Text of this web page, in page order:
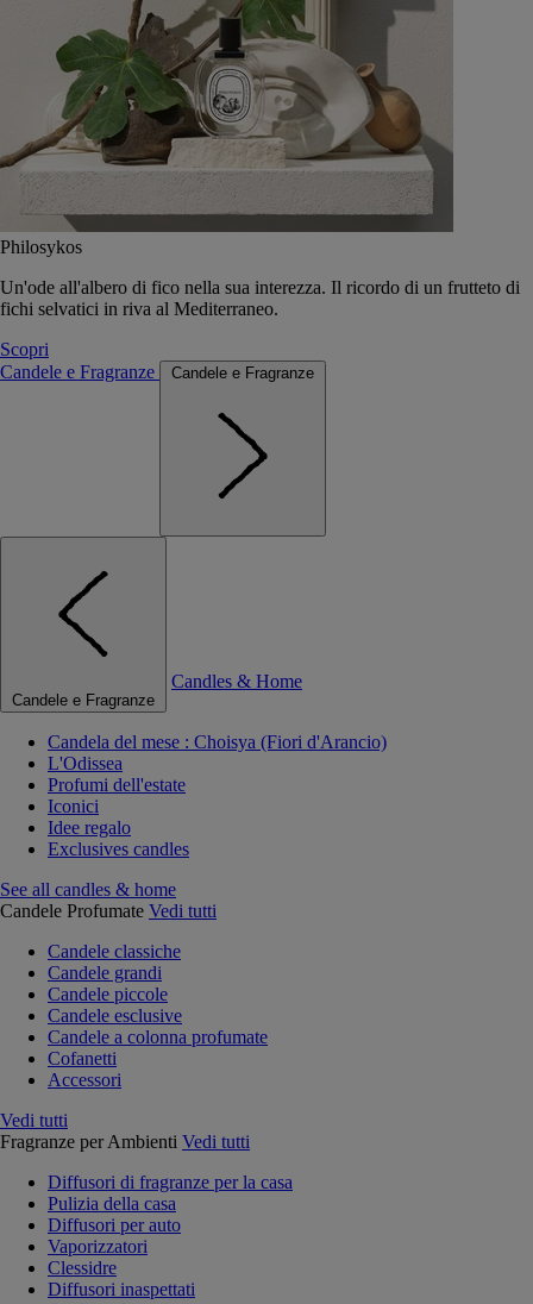
Philosykos
Un'ode all'albero di fico nella sua interezza. Il ricordo di un frutteto di
fichi selvatici in riva al Mediterraneo.
Scopri
Candele e Fragranze
Candele e Fragranze
Candele e Fragranze
Candles & Home
Candela del mese : Choisya (Fiori d'Arancio)
L'Odissea
Profumi dell'estate
Iconici
Idee regalo
Exclusives candles
See all candles & home
Candele Profumate Vedi tutti
Candele classiche
Candele grandi
Candele piccole
Candele esclusive
Candele a colonna profumate
Cofanetti
Accessori
Vedi tutti
Fragranze per Ambienti Vedi tutti
Diffusori di fragranze per la casa
Pulizia della casa
Diffusori per auto
Vaporizzatori
Clessidre
Diffusori inaspettati